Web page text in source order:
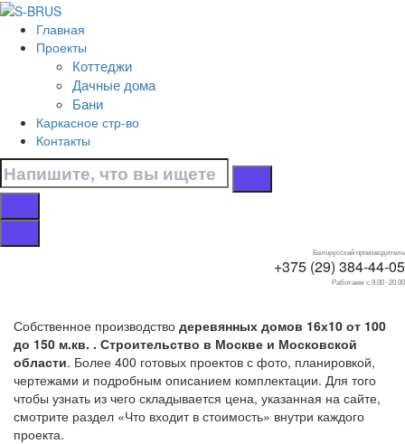
Перейти к контенту
Главная
Проекты
Коттеджи
Дачные дома
Бани
Каркасное стр-во
Контакты
Белорусский производитель
+375 (29) 384-44-05
Работаем с 9.00 -20.00
Главная
От 100 до 150 м.кв.
Дома от 100 до 150
м.кв. 16х10
Собственное производство деревянных домов 16х10 от 100
до 150 м.кв. . Строительство в Москве и Московской
области. Более 400 готовых проектов с фото, планировкой,
чертежами и подробным описанием комплектации. Для того
чтобы узнать из чего складывается цена, указанная на сайте,
смотрите раздел «Что входит в стоимость» внутри каждого
проекта.